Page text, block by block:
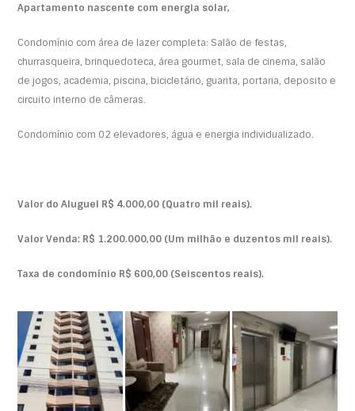
Apartamento nascente com energia solar,
Condomínio com área de lazer completa: Salão de festas,
churrasqueira, brinquedoteca, área gourmet, sala de cinema, salão
de jogos, academia, piscina, bicicletário, guarita, portaria, deposito e
circuito interno de câmeras.
Condomínio com 02 elevadores, água e energia individualizado.
Valor do Aluguel R$ 4.000,00 (Quatro mil reais).
Valor Venda: R$ 1.200.000,00 (Um milhão e duzentos mil reais).
Taxa de condomínio R$ 600,00 (Seiscentos reais).